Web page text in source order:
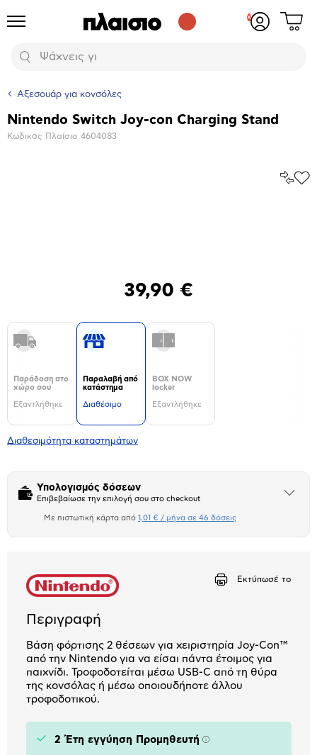
Προϊόντα
Αναζήτηση
Δες
Αξεσουάρ για κονσόλες
Βασικά
Nintendo Switch Joy-con Charging Stand
Κωδικός Πλαίσιο 4604083
39,90 €
Παράδοση στο
χώρο σου
Εξαντλήθηκε
Παραλαβή από
κατάστημα
Διαθέσιμο
BOX NOW
locker
Εξαντλήθηκε
Διαθεσιμότητα καταστημάτων
Υπολογισμός δόσεων
Επιβεβαίωσε την επιλογή σου στο checkout
Άνοιξε
Με πιστωτική κάρτα από 1,01 € / μήνα σε 46 δόσεις
Εκτύπωσέ το
Περιγραφή
Βάση φόρτισης 2 θέσεων για χειριστηρία Joy-Con™
από την Nintendo για να είσαι πάντα έτοιμος για
παιχνίδι. Τροφοδοτείται μέσω USB-C από τη θύρα
της κονσόλας ή μέσω οποιουδήποτε άλλου
τροφοδοτικού.
2 Έτη εγγύηση Προμηθευτή Πληροφορίες